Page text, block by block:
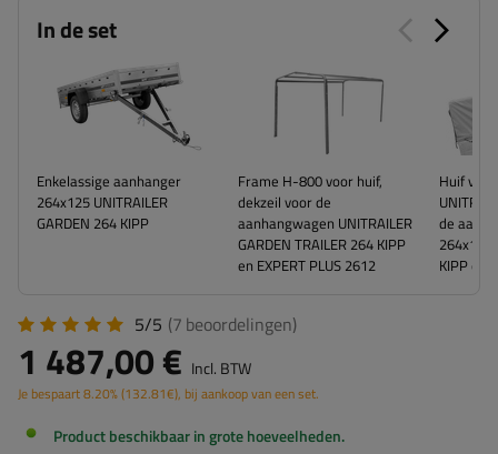
In de set
Enkelassige aanhanger
264x125 UNITRAILER
GARDEN 264 KIPP
Frame H-800 voor huif,
dekzeil voor de
aanhangwagen UNITRAILER
GARDEN TRAILER 264 KIPP
en EXPERT PLUS 2612
Huif
de
KIPP en
5/5 (7 beoordelingen)
1 487,00 € Incl. BTW
Je bespaart8.20%(132.81€), bij aankoop van een set.
Product beschikbaar in grote hoeveelheden